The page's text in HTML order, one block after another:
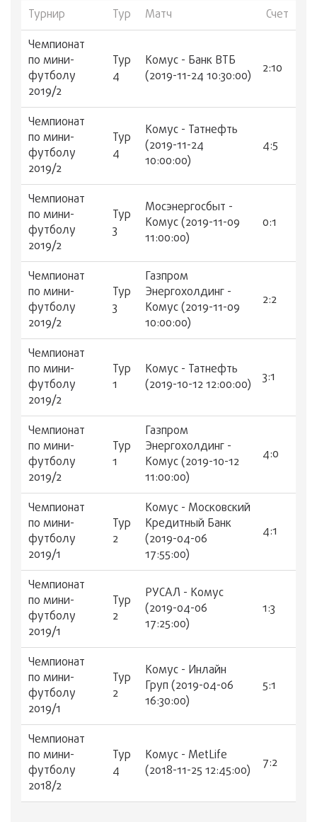
Турнир Тур Матч
Счет
Чемпионат
по мини-
футболу
2019/2
Тур
4
Комус - Банк ВТБ
(2019-11-24 10:30:00)
2:10
Чемпионат
по мини-
футболу
2019/2
Тур
4
Комус - Татнефть
(2019-11-24
10:00:00)
4:5
Чемпионат
по мини-
футболу
2019/2
Тур
3
Мосэнергосбыт -
Комус (2019-11-09
11:00:00)
0:1
Чемпионат
по мини-
футболу
2019/2
Тур
3
Газпром
Энергохолдинг -
Комус (2019-11-09
10:00:00)
2:2
Чемпионат
по мини-
футболу
2019/2
Тур
1
Комус - Татнефть
(2019-10-12 12:00:00)
3:1
Чемпионат
по мини-
футболу
2019/2
Тур
1
Газпром
Энергохолдинг -
Комус (2019-10-12
11:00:00)
4:0
Чемпионат
по мини-
футболу
2019/1
Тур
2
Комус - Московский
Кредитный Банк
(2019-04-06
17:55:00)
4:1
Чемпионат
по мини-
футболу
2019/1
Тур
2
РУСАЛ - Комус
(2019-04-06
17:25:00)
1:3
Чемпионат
по мини-
футболу
2019/1
Тур
2
Комус - Инлайн
Груп (2019-04-06
16:30:00)
5:1
Чемпионат
по мини-
футболу
2018/2
Тур
4
Комус - MetLife
(2018-11-25 12:45:00)
7:2